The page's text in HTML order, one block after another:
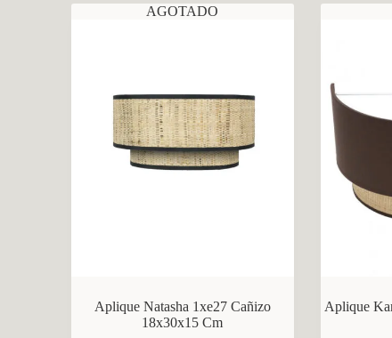
AGOTADO
Aplique Natasha 1xe27 Cañizo
18x30x15 Cm
Aplique
CCM Decoración